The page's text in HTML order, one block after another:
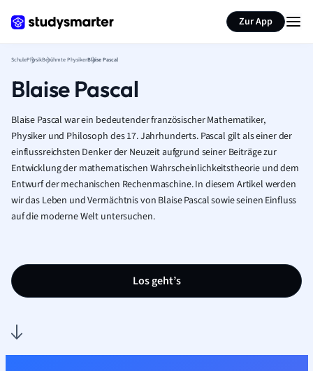
Zur App
SchulePhysikBerühmte PhysikerBlaise Pascal
Blaise Pascal
Blaise Pascal war ein bedeutender französischer Mathematiker,
Physiker und Philosoph des 17. Jahrhunderts. Pascal gilt als einer der
einflussreichsten Denker der Neuzeit aufgrund seiner Beiträge zur
Entwicklung der mathematischen Wahrscheinlichkeitstheorie und dem
Entwurf der mechanischen Rechenmaschine. In diesem Artikel werden
wir das Leben und Vermächtnis von Blaise Pascal sowie seinen Einfluss
auf die moderne Welt untersuchen.
Los geht’s
Seite zusammenfassen